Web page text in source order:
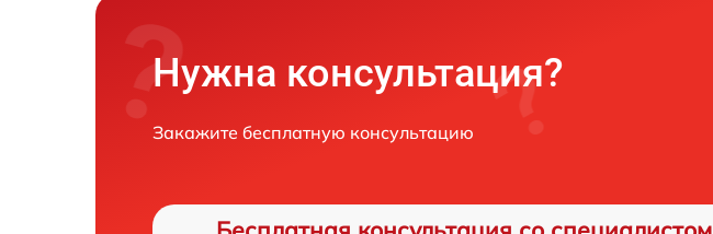
Нужна консультация?
Закажите бесплатную консультацию